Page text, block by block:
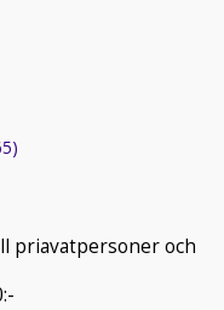
priavatpersoner och